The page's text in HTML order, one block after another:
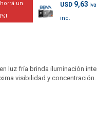
USD 9,63
luz fría brinda iluminación
visibilidad y concentración.